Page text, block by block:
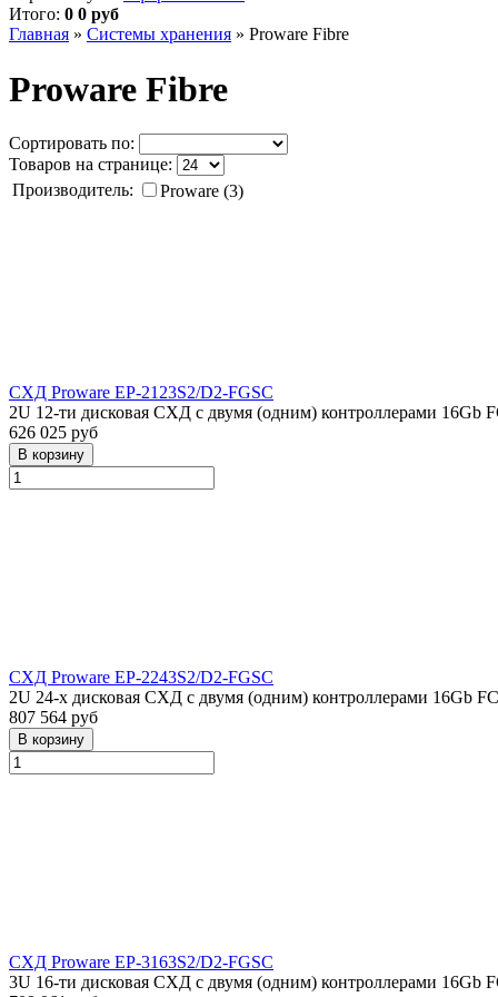
Итого: 0 0 руб
Главная » Системы хранения » Proware Fibre
Proware Fibre
Сортировать по:
Товаров на странице:
Производитель:
Proware (3)
СХД Proware EP-2123S2/D2-FGSC
2U 12-ти дисковая СХД с двумя (одним) контроллерами 16Gb
626 025 руб
СХД Proware EP-2243S2/D2-FGSC
2U 24-х дисковая СХД с двумя (одним) контроллерами 16Gb FC
807 564 руб
СХД Proware EP-3163S2/D2-FGSC
3U 16-ти дисковая СХД с двумя (одним) контроллерами 16Gb